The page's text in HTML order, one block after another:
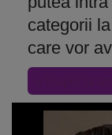
categorii
care vor